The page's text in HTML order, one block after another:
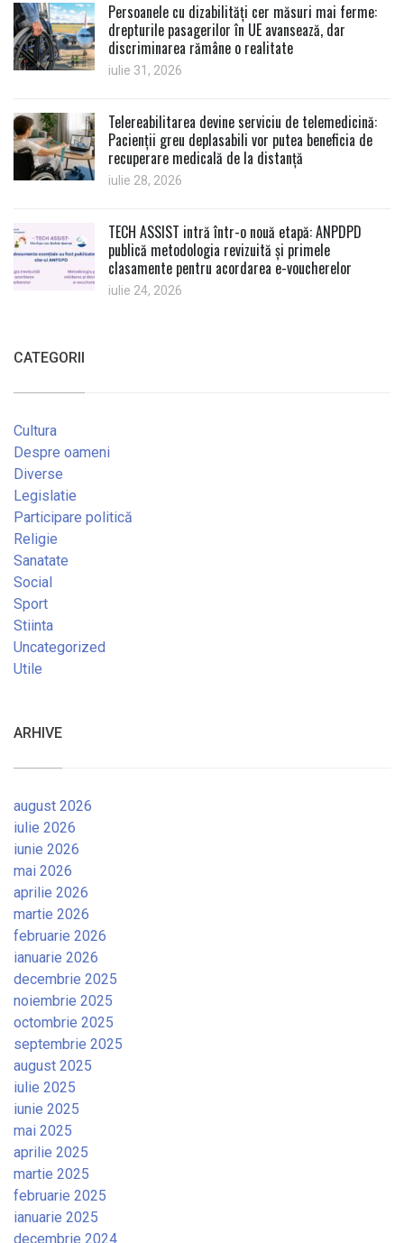
Persoanele cu dizabilități cer măsuri mai ferme:
drepturile pasagerilor în UE avansează, dar
discriminarea rămâne o realitate
iulie 31, 2026
Telereabilitarea devine serviciu de telemedicină:
Pacienții greu deplasabili vor putea beneficia de
recuperare medicală de la distanță
iulie 28, 2026
TECH ASSIST intră într-o nouă etapă: ANPDPD
publică metodologia revizuită și primele
clasamente pentru acordarea e-voucherelor
iulie 24, 2026
CATEGORII
Cultura
Despre oameni
Diverse
Legislatie
Participare politică
Religie
Sanatate
Social
Sport
Stiinta
Uncategorized
Utile
ARHIVE
august 2026
iulie 2026
iunie 2026
mai 2026
aprilie 2026
martie 2026
februarie 2026
ianuarie 2026
decembrie 2025
noiembrie 2025
octombrie 2025
septembrie 2025
august 2025
iulie 2025
iunie 2025
mai 2025
aprilie 2025
martie 2025
februarie 2025
ianuarie 2025
decembrie 2024